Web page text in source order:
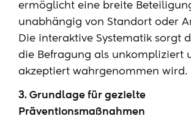
ermöglicht eine breite
unabhängig von Standort oder
Die interaktive Systematik sorgt
die Befragung als unkompliziert
akzeptiert wahrgenommen wird.
3. Grundlage für gezielte
Präventionsmaßnahmen